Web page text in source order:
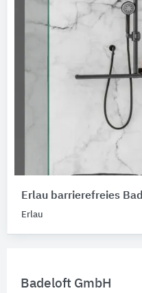
Badeloft GmbH
Erlau barrierefreies Bad
Erlau